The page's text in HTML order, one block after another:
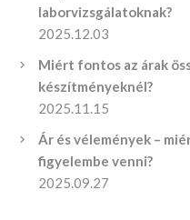
laborvizsgálatoknak?
2025.12.03
Miért fontos az árak
készítményeknél?
2025.11.15
Ár és vélemények –
figyelembe venni?
2025.09.27